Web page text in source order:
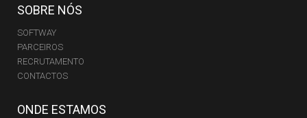
SOBRE NÓS
SOFTWAY
PARCEIROS
RECRUTAMENTO
CONTACTOS
ONDE ESTAMOS